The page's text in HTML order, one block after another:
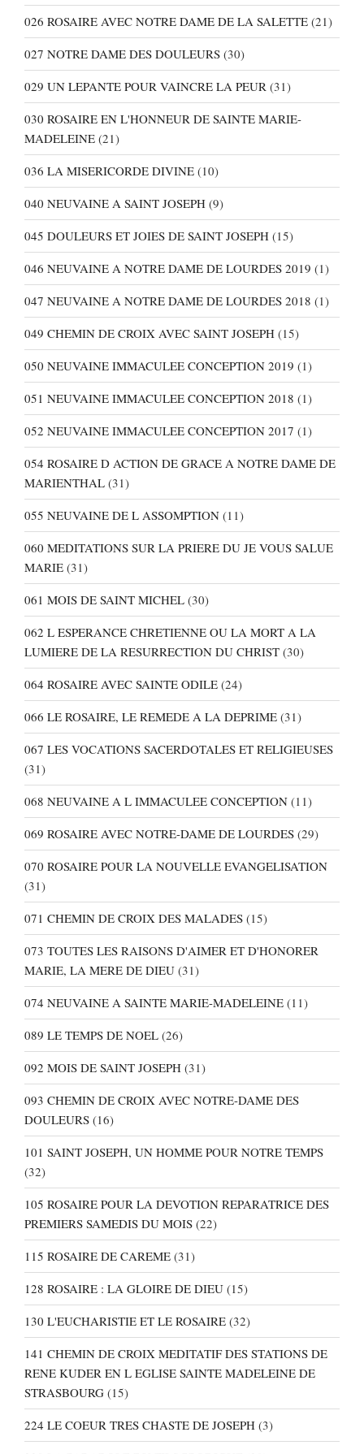
026 ROSAIRE AVEC NOTRE DAME DE LA SALETTE (21)
027 NOTRE DAME DES DOULEURS (30)
029 UN LEPANTE POUR VAINCRE LA PEUR (31)
030 ROSAIRE EN L'HONNEUR DE SAINTE MARIE-
MADELEINE (21)
036 LA MISERICORDE DIVINE (10)
040 NEUVAINE A SAINT JOSEPH (9)
045 DOULEURS ET JOIES DE SAINT JOSEPH (15)
046 NEUVAINE A NOTRE DAME DE LOURDES 2019 (1)
047 NEUVAINE A NOTRE DAME DE LOURDES 2018 (1)
049 CHEMIN DE CROIX AVEC SAINT JOSEPH (15)
050 NEUVAINE IMMACULEE CONCEPTION 2019 (1)
051 NEUVAINE IMMACULEE CONCEPTION 2018 (1)
052 NEUVAINE IMMACULEE CONCEPTION 2017 (1)
054 ROSAIRE D ACTION DE GRACE A NOTRE DAME DE
MARIENTHAL (31)
055 NEUVAINE DE L ASSOMPTION (11)
060 MEDITATIONS SUR LA PRIERE DU JE VOUS SALUE
MARIE (31)
061 MOIS DE SAINT MICHEL (30)
062 L ESPERANCE CHRETIENNE OU LA MORT A LA
LUMIERE DE LA RESURRECTION DU CHRIST (30)
064 ROSAIRE AVEC SAINTE ODILE (24)
066 LE ROSAIRE, LE REMEDE A LA DEPRIME (31)
067 LES VOCATIONS SACERDOTALES ET RELIGIEUSES
(31)
068 NEUVAINE A L IMMACULEE CONCEPTION (11)
069 ROSAIRE AVEC NOTRE-DAME DE LOURDES (29)
070 ROSAIRE POUR LA NOUVELLE EVANGELISATION
(31)
071 CHEMIN DE CROIX DES MALADES (15)
073 TOUTES LES RAISONS D'AIMER ET D'HONORER
MARIE, LA MERE DE DIEU (31)
074 NEUVAINE A SAINTE MARIE-MADELEINE (11)
089 LE TEMPS DE NOEL (26)
092 MOIS DE SAINT JOSEPH (31)
093 CHEMIN DE CROIX AVEC NOTRE-DAME DES
DOULEURS (16)
101 SAINT JOSEPH, UN HOMME POUR NOTRE TEMPS
(32)
105 ROSAIRE POUR LA DEVOTION REPARATRICE DES
PREMIERS SAMEDIS DU MOIS (22)
115 ROSAIRE DE CAREME (31)
128 ROSAIRE : LA GLOIRE DE DIEU (15)
130 L'EUCHARISTIE ET LE ROSAIRE (32)
141 CHEMIN DE CROIX MEDITATIF DES STATIONS DE
RENE KUDER EN L EGLISE SAINTE MADELEINE DE
STRASBOURG (15)
224 LE COEUR TRES CHASTE DE JOSEPH (3)